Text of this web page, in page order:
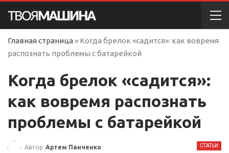
Главная страница » Когда брелок «садится»: как вовремя
распознать проблемы с батарейкой
Когда брелок «садится»:
как вовремя распознать
проблемы с батарейкой
СТАТЬИ
Автор Артем Панченко